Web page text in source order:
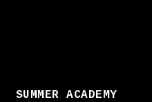
SUMMER ACADEMY